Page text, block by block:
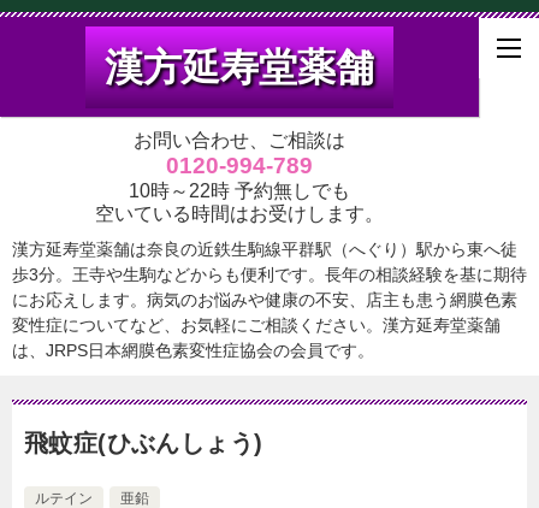
漢方延寿堂薬舗
お問い合わせ、ご相談は
0120-994-789
10時～22時 予約無しでも
空いている時間はお受けします。
漢方延寿堂薬舗は奈良の近鉄生駒線平群駅（へぐり）駅から東へ徒
歩3分。王寺や生駒などからも便利です。長年の相談経験を基に期待
にお応えします。病気のお悩みや健康の不安、店主も患う網膜色素
変性症についてなど、お気軽にご相談ください。漢方延寿堂薬舗
は、JRPS日本網膜色素変性症協会の会員です。
飛蚊症(ひぶんしょう)
ルテイン 亜鉛